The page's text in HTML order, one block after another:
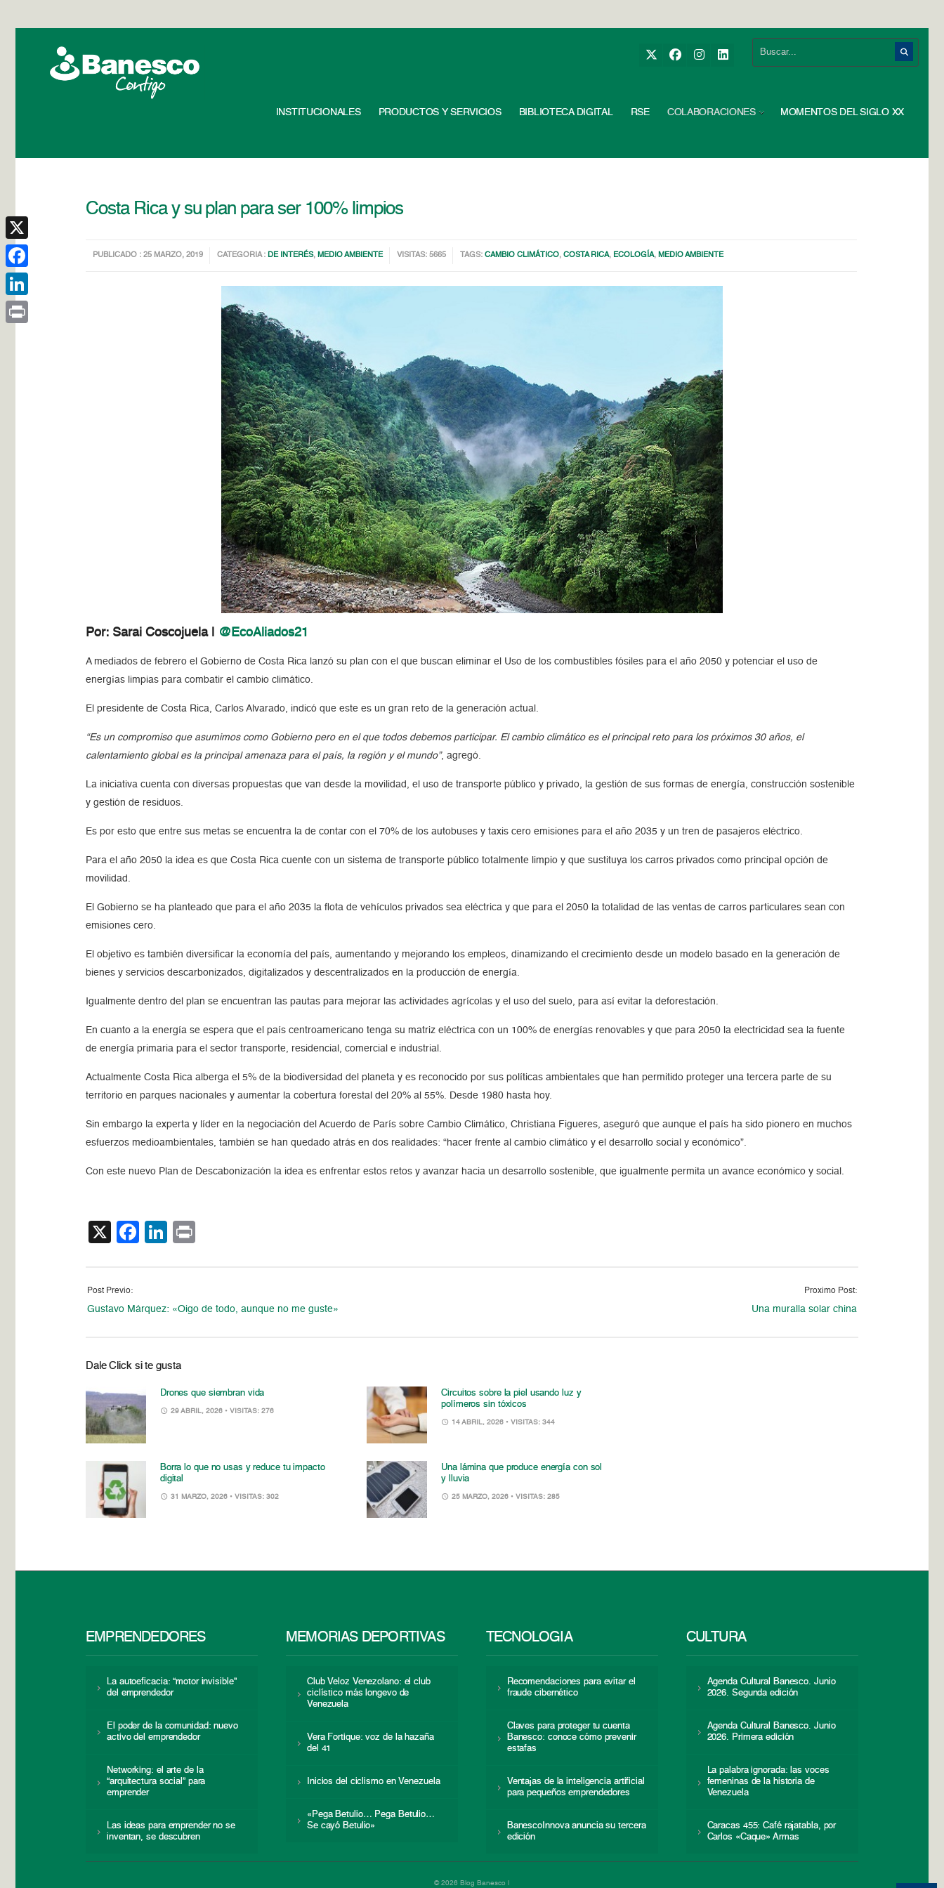
INSTITUCIONALES PRODUCTOS Y SERVICIOS BIBLIOTECA DIGITAL RSE COLABORACIONES MOMENTOS DEL SIGLO XX
Costa Rica y su plan para ser 100% limpios
PUBLICADO : 25 MARZO, 2019 CATEGORIA : DE INTERÉS, MEDIO AMBIENTE VISITAS: 5665 TAGS:CAMBIO CLIMÁTICO,COSTA RICA, ECOLOGÍA, MEDIO AMBIENTE
Por: Sarai Coscojuela | @ EcoAliados21
A mediados de febrero el Gobierno de Costa Rica lanzó su plan con el que buscan eliminar el Uso de los combustibles fósiles para el año 2050 y potenciar el uso de
energías limpias para combatir el cambio climático.
El presidente de Costa Rica, Carlos Alvarado, indicó que este es un gran reto de la generación actual.
“Es un compromiso que asumimos como Gobierno pero en el que todos debemos participar. El cambio climático es el principal reto para los próximos 30 años, el
calentamiento global es la principal amenaza para el país, la región y el mundo”, agregó.
La iniciativa cuenta con diversas propuestas que van desde la movilidad, el uso de transporte público y privado, la gestión de sus formas de energía, construcción sostenible
y gestión de residuos.
Es por esto que entre sus metas se encuentra la de contar con el 70% de los autobuses y taxis cero emisiones para el año 2035 y un tren de pasajeros eléctrico.
Para el año 2050 la idea es que Costa Rica cuente con un sistema de transporte público totalmente limpio y que sustituya los carros privados como principal opción de
movilidad.
El Gobierno se ha planteado que para el año 2035 la flota de vehículos privados sea eléctrica y que para el 2050 la totalidad de las ventas de carros particulares sean con
emisiones cero.
El objetivo es también diversificar la economía del país, aumentando y mejorando los empleos, dinamizando el crecimiento desde un modelo basado en la generación de
bienes y servicios descarbonizados, digitalizados y descentralizados en la producción de energía.
Igualmente dentro del plan se encuentran las pautas para mejorar las actividades agrícolas y el uso del suelo, para así evitar la deforestación.
En cuanto a la energía se espera que el país centroamericano tenga su matriz eléctrica con un 100% de energías renovables y que para 2050 la electricidad sea la fuente
de energía primaria para el sector transporte, residencial, comercial e industrial.
Actualmente Costa Rica alberga el 5% de la biodiversidad del planeta y es reconocido por sus políticas ambientales que han permitido proteger una tercera parte de su
territorio en parques nacionales y aumentar la cobertura forestal del 20% al 55%. Desde 1980 hasta hoy.
Sin embargo la experta y líder en la negociación del Acuerdo de París sobre Cambio Climático, Christiana Figueres, aseguró que aunque el país ha sido pionero en muchos
esfuerzos medioambientales, también se han quedado atrás en dos realidades: “hacer frente al cambio climático y el desarrollo social y económico”.
Con este nuevo Plan de Descabonización la idea es enfrentar estos retos y avanzar hacia un desarrollo sostenible, que igualmente permita un avance económico y social.
X Facebook
LinkedIn
Post Previo:
Gustavo Márquez: «Oigo de todo, aunque no me guste»
Proximo Post:
Una muralla solar china
Dale Click si te gusta
Drones que siembran vida
29 ABRIL, 2026 • VISITAS: 276
Circuitos sobre la piel usando luz y
polímeros sin tóxicos
14 ABRIL, 2026 • VISITAS: 344
Borra lo que no usas y reduce tu impacto
digital
31 MARZO, 2026 • VISITAS: 302
Una lámina que produce energía con sol
y lluvia
25 MARZO, 2026 • VISITAS: 285
EMPRENDEDORES
La autoeficacia: “motor invisible”
del emprendedor
El poder de la comunidad: nuevo
activo del emprendedor
Networking: el arte de la
“arquitectura social” para
emprender
Las ideas para emprender no se
inventan, se descubren
MEMORIAS DEPORTIVAS
Club Veloz Venezolano: el club
ciclístico más longevo de
Venezuela
Vera Fortique: voz de la hazaña
del 41
Inicios del ciclismo en Venezuela
«Pega Betulio… Pega Betulio…
Se cayó Betulio»
TECNOLOGÍA
Recomendaciones para evitar el
fraude cibernético
Claves para proteger tu cuenta
Banesco: conoce cómo prevenir
estafas
Ventajas de la inteligencia artificial
para pequeños emprendedores
BanescoInnova anuncia su tercera
edición
CULTURA
Agenda Cultural Banesco. Junio
2026. Segunda edición
Agenda Cultural Banesco. Junio
2026. Primera edición
La palabra ignorada: las voces
femeninas de la historia de
Venezuela
Caracas 455: Café rajatabla, por
Carlos «Caque» Armas
© 2026 Blog Banesco |
X
Facebook
LinkedIn